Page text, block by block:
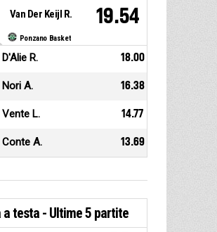
Ponzano Basket
Van Der Keijl R. 19.54
D'Alie R. 18.00
Nori A. 16.38
Vente L. 14.77
Conte A. 13.69
a testa - Ultime 5 partite